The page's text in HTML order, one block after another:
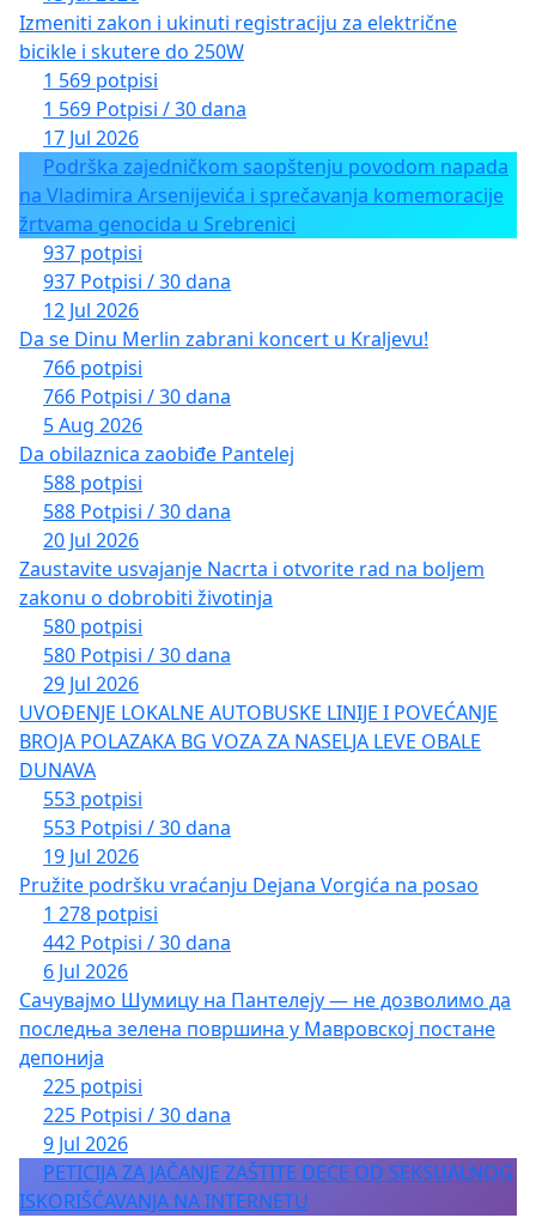
Izmeniti zakon i ukinuti registraciju za električne
bicikle i skutere do 250W
1 569 potpisi
1 569 Potpisi / 30 dana
17 Jul 2026
Podrška zajedničkom saopštenju povodom napada
na Vladimira Arsenijevića i sprečavanja komemoracije
žrtvama genocida u Srebrenici
937 potpisi
937 Potpisi / 30 dana
12 Jul 2026
Da se Dinu Merlin zabrani koncert u Kraljevu!
766 potpisi
766 Potpisi / 30 dana
5 Aug 2026
Da obilaznica zaobiđe Pantelej
588 potpisi
588 Potpisi / 30 dana
20 Jul 2026
Zaustavite usvajanje Nacrta i otvorite rad na boljem
zakonu o dobrobiti životinja
580 potpisi
580 Potpisi / 30 dana
29 Jul 2026
UVOĐENJE LOKALNE AUTOBUSKE LINIJE I POVEĆANJE
BROJA POLAZAKA BG VOZA ZA NASELJA LEVE OBALE
DUNAVA
553 potpisi
553 Potpisi / 30 dana
19 Jul 2026
Pružite podršku vraćanju Dejana Vorgića na posao
1 278 potpisi
442 Potpisi / 30 dana
6 Jul 2026
Сачувајмо Шумицу на Пантелеју — не дозволимо да
последња зелена површина у Мавровској постане
депонија
225 potpisi
225 Potpisi / 30 dana
9 Jul 2026
PETICIJA ZA JAČANJE ZAŠTITE DECE OD SEKSUALNOG
ISKORIŠĆAVANJA NA INTERNETU